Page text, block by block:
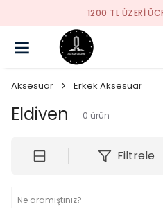
1200 TL ÜZERI
Aksesuar Erkek Aksesuar
Eldiven 0 ürün
Filtrele